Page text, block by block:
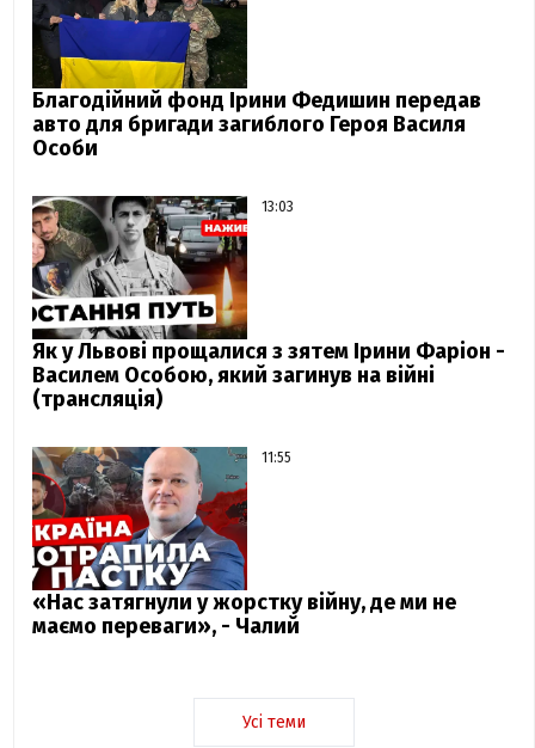
Благодійний фонд Ірини Федишин передав
авто для бригади загиблого Героя Василя
Особи
13:03
Як у Львові прощалися з зятем Ірини Фаріон -
Василем Особою, який загинув на війні
(трансляція)
11:55
«Нас затягнули у жорстку війну, де ми не
маємо переваги», - Чалий
Усі теми